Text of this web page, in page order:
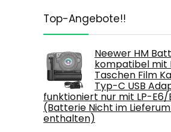
Top-Angebote!!
Neewer HM
kompatibel mit
Taschen Film
Typ-C USB
funktioniert nur mit LP-E6/
(Batterie Nicht im
enthalten)